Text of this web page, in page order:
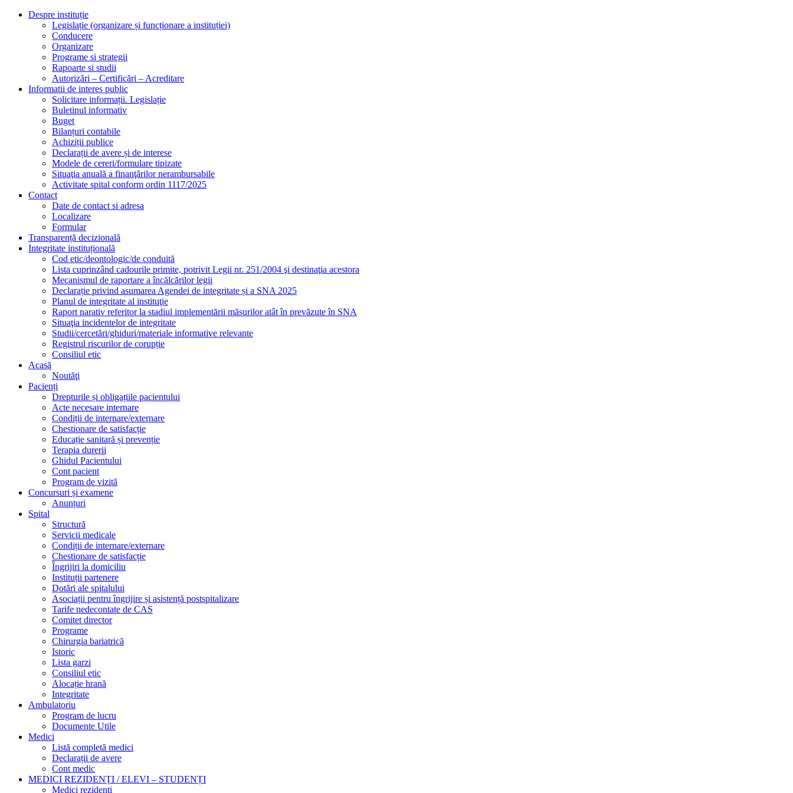
Despre instituție
Legislație (organizare și funcționare a instituției)
Conducere
Organizare
Programe si strategii
Rapoarte si studii
Autorizări – Certificări – Acreditare
Informatii de interes public
Solicitare informații. Legislație
Buletinul informativ
Buget
Bilanțuri contabile
Achiziții publice
Declarații de avere și de interese
Modele de cereri/formulare tipizate
Situaţia anuală a finanţărilor nerambursabile
Activitate spital conform ordin 1117/2025
Contact
Date de contact si adresa
Localizare
Formular
Transparență decizională
Integritate instituțională
Cod etic/deontologic/de conduită
Lista cuprinzând cadourile primite, potrivit Legii nr. 251/2004 şi destinaţia acestora
Mecanismul de raportare a încălcărilor legii
Declarație privind asumarea Agendei de integritate și a SNA 2025
Planul de integritate al instituţie
Raport narativ referitor la stadiul implementării măsurilor atât în prevăzute în SNA
Situaţia incidentelor de integritate
Studii/cercetări/ghiduri/materiale informative relevante
Registrul riscurilor de corupție
Consiliul etic
Acasă
Noutăţi
Pacienți
Drepturile și obligațiile pacientului
Acte necesare internare
Condiții de internare/externare
Chestionare de satisfacție
Educație sanitară și prevenție
Terapia durerii
Ghidul Pacientului
Cont pacient
Program de vizită
Concursuri și examene
Anunțuri
Spital
Structură
Servicii medicale
Condiții de internare/externare
Chestionare de satisfacție
Îngrijiri la domiciliu
Instituții partenere
Dotări ale spitalului
Asociații pentru îngrijire și asistență postspitalizare
Tarife nedecontate de CAS
Comitet director
Programe
Chirurgia bariatrică
Istoric
Lista garzi
Consiliul etic
Alocație hrană
Integritate
Ambulatoriu
Program de lucru
Documente Utile
Medici
Listă completă medici
Declarații de avere
Cont medic
MEDICI REZIDENȚI / ELEVI – STUDENȚI
Medici rezidenți